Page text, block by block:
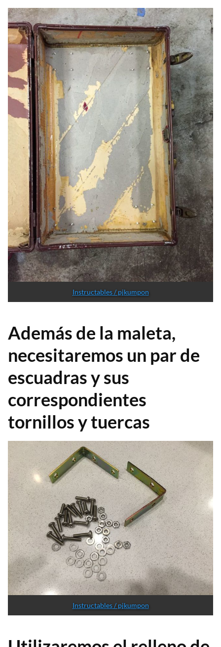
Instructables / pjkumpon
Además de la maleta,
necesitaremos un par de
escuadras y sus
correspondientes
tornillos y tuercas
Instructables / pjkumpon